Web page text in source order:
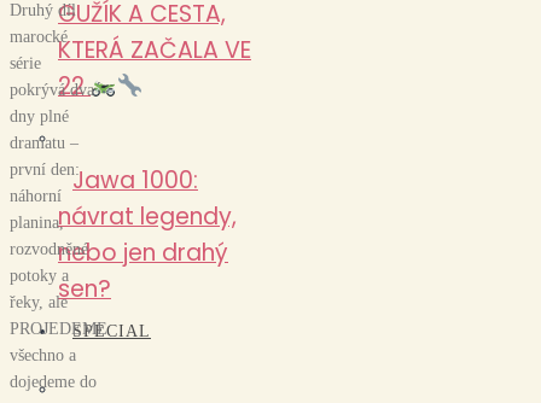
GUŽÍK A CESTA,
KTERÁ ZAČALA VE
22
Jawa 1000:
návrat legendy,
nebo jen drahý
sen?
SPECIAL
Druhý díl
marocké
série
pokrývá dva
dny plné
dramatu –
první den:
náhorní
planina,
rozvodněné
potoky a
řeky, ale
PROJEDEME
všechno a
dojedeme do